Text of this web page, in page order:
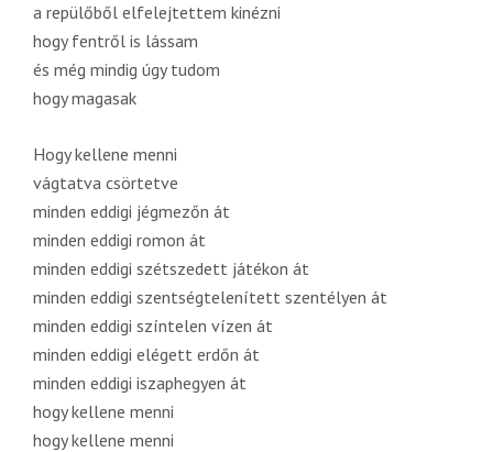
a repülőből elfelejtettem kinézni
hogy fentről is lássam
és még mindig úgy tudom
hogy magasak
Hogy kellene menni
vágtatva csörtetve
minden eddigi jégmezőn át
minden eddigi romon át
minden eddigi szétszedett játékon át
minden eddigi szentségtelenített szentélyen át
minden eddigi színtelen vízen át
minden eddigi elégett erdőn át
minden eddigi iszaphegyen át
hogy kellene menni
hogy kellene menni